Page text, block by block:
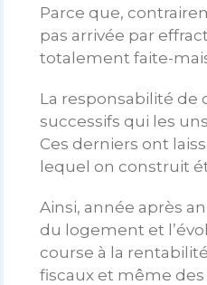
Parce que,
pas arrivée par
totalement faite-
La responsabilité
successifs qui les
Ces derniers ont
lequel on construit
Ainsi, année après
du logement et
course à la
fiscaux et même des